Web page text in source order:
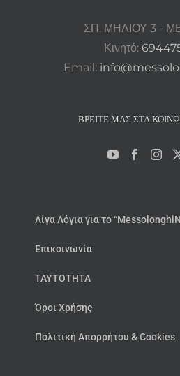
ΣΠ. ΜΗΛΙΟΥ 3 -
Κινητό:
Email:
ΒΡΕΊΤΕ ΜΑΣ ΣΤΑ
Λίγα Λόγια για το
Επικοινωνία
ΤΑΥΤΟΤΗΤΑ
Όροι Χρήσης
Πολιτική Απορρήτου & Cookies